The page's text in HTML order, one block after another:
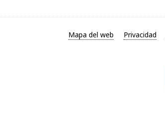
Mapa del web Privacidad